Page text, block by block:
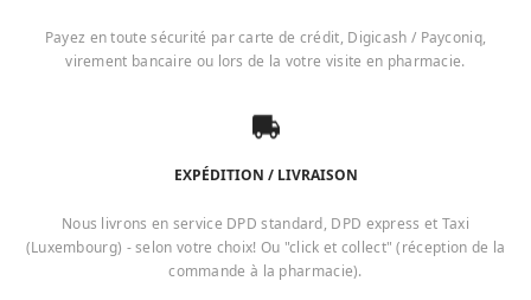
Payez en toute sécurité par carte de crédit, Digicash / Payconiq,
virement bancaire ou lors de la votre visite en pharmacie.
EXPÉDITION / LIVRAISON
Nous livrons en service DPD standard, DPD express et Taxi
(Luxembourg) - selon votre choix! Ou "click et collect" (réception de la
commande à la pharmacie).